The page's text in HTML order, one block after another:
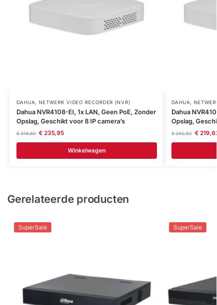
DAHUA, NETWERK VIDEO RECORDER (NVR)
Dahua NVR4108-EI, 1x LAN, Geen PoE, Zonder
Opslag, Geschikt voor 8 IP camera’s
€314,60 €235,95
Winkelwagen
DAHUA,
Dahua
Opslag,
€292,82 €
Gerelateerde producten
SuperSale SuperSale